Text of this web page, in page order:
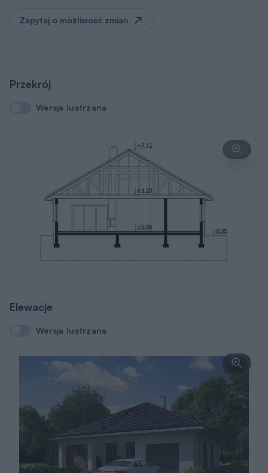
Zapytaj o możliwość zmian
Przekrój
Wersja lustrzana
Wersja lustrzana
Elewacje
Wersja lustrzana
Wersja lustrzana